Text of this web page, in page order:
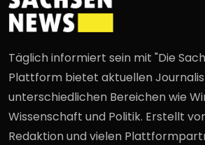
Täglich informiert sein mit "Die
Plattform bietet aktuellen
unterschiedlichen Bereichen wie
Wissenschaft und Politik. Erstellt
Redaktion und vielen